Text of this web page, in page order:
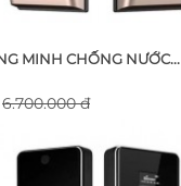
MINH CHỐNG NƯỚC...
6.700.000 đ